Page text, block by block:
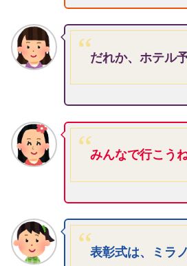
だれか、ホテル
みんなで行こう
表彰式は、ミラ